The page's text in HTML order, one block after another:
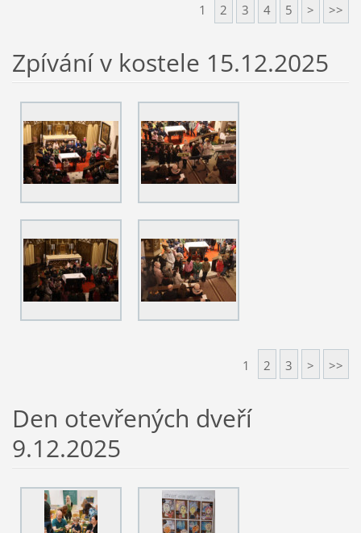
1 2 3 4 5 > >>
Zpívání v kostele 15.12.2025
1 2 3 > >>
Den otevřených dveří
9.12.2025